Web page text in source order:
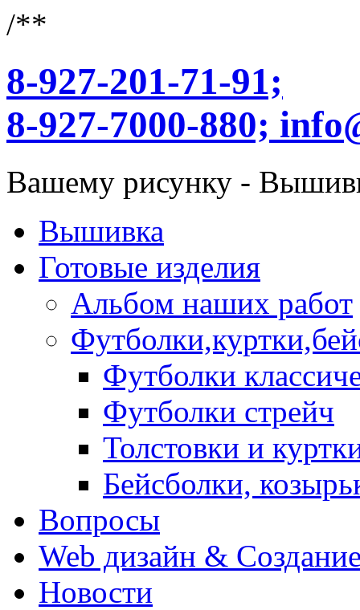
/**
8-927-201-71-91;
8-927-7000-880;
Вашему рисунку -
Вышивка
Готовые изделия
Альбом наших работ
Футболки
Футболки стрейч
Толстовки и
Бейсболки,
Вопросы
Web дизайн &
Новости